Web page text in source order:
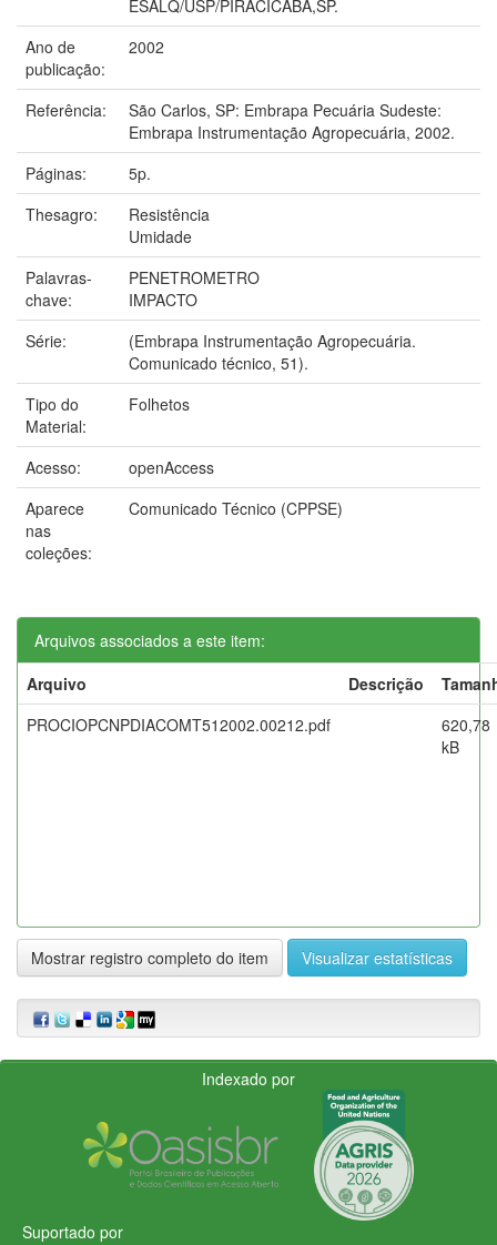
ESALQ/USP/PIRACICABA,SP.
Ano de
publicação:
2002
Referência:
São Carlos, SP: Embrapa Pecuária Sudeste:
Embrapa Instrumentação Agropecuária, 2002.
Páginas:
5p.
Thesagro:
Resistência
Umidade
Palavras-
chave:
PENETROMETRO
IMPACTO
Série:
(Embrapa Instrumentação Agropecuária.
Comunicado técnico, 51).
Tipo do
Material:
Folhetos
Acesso:
openAccess
Aparece
nas
coleções:
Comunicado Técnico (CPPSE)
Arquivos associados a este item:
Arquivo
Descrição
PROCIOPCNPDIACOMT512002.00212.pdf
620,78
kB
Mostrar registro completo do item Visualizar estatísticas
Indexado por
Suportado por